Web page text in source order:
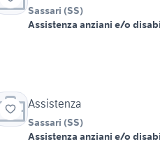
Sassari (SS)
Assistenza anziani e/o
Assistenza
Sassari (SS)
Assistenza anziani e/o